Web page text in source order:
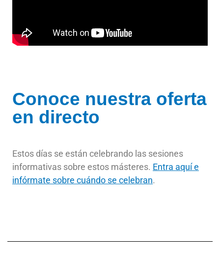
Conoce nuestra oferta
en directo
Estos días se están celebrando las sesiones
informativas sobre estos másteres. Entra aquí e
infórmate sobre cuándo se celebran.